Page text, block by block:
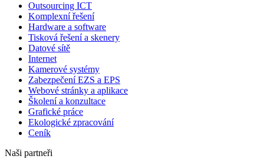
Outsourcing ICT
Komplexní řešení
Hardware a software
Tisková řešení a skenery
Datové sítě
Internet
Kamerové systémy
Zabezpečení EZS a EPS
Webové stránky a aplikace
Školení a konzultace
Grafické práce
Ekologické zpracování
Ceník
Naši partneři